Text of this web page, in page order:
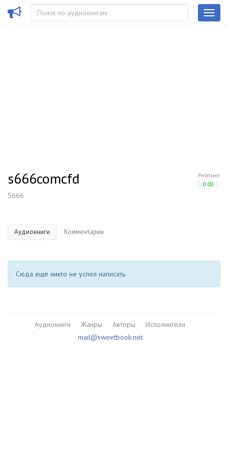
Рейтинг
0.00
s666comcfd
S666
Аудиокниги Комментарии
Сюда еще никто не успел написать
Аудиокниги Жанры Авторы
Исполнители
mail@sweetbook.net